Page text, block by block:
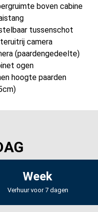
boven cabine
tussenschot
camera
(paardengedeelte)
ogen
hoogte paarden
Week
Verhuur voor 7 dagen